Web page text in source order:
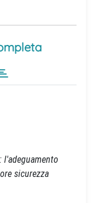
l'adeguamento
sicurezza